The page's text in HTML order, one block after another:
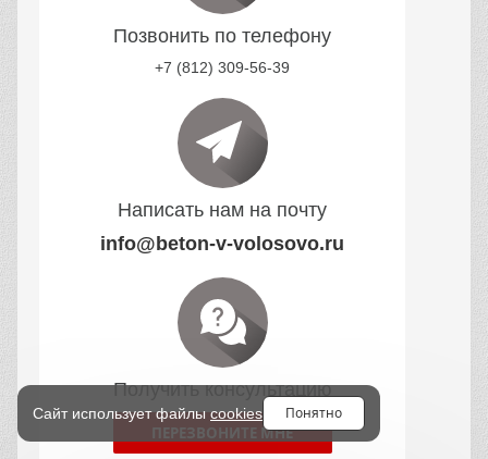
Позвонить по телефону
+7 (812) 309-56-39
Написать нам на почту
info@beton-v-volosovo.ru
Получить консультацию
ПЕРЕЗВОНИТЕ МНЕ
Сайт использует файлыcookies Понятно